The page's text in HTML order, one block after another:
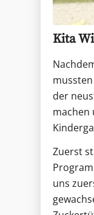
Kita
der
machen
Zuerst
uns